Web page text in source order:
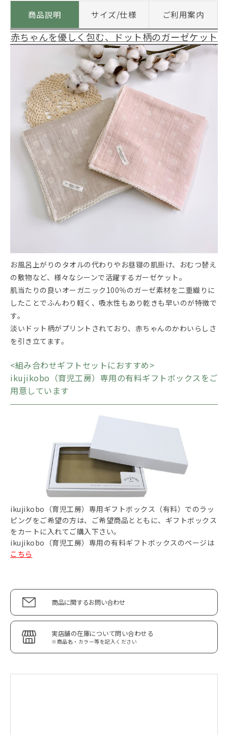
商品説明 サイズ/仕様 ご利用案内
赤ちゃんを優しく包む、ドット柄のガーゼケット
お風呂上がりのタオルの代わりやお昼寝の肌掛け、おむつ替え
の敷物など、様々なシーンで活躍するガーゼケット。
肌当たりの良いオーガニック100％のガーゼ素材を二重織りに
したことでふんわり軽く、吸水性もあり乾きも早いのが特徴で
す。
淡いドット柄がプリントされており、赤ちゃんのかわいらしさ
を引き立てます。
<組み合わせギフトセットにおすすめ>
ikujikobo（育児工房）専用の有料ギフトボックスをご
用意しています
ikujikobo（育児工房）専用ギフトボックス（有料）でのラッ
ピングをご希望の方は、ご希望商品とともに、ギフトボックス
をカートに入れてご購入下さい。
ikujikobo（育児工房）専用の有料ギフトボックスのページは
こちら
商品に関するお問い合わせ
実店舗の在庫について問い合わせる
※商品名・カラー等を記入ください